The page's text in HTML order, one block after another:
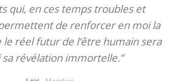
qui, en ces temps troubles et
de renforcer en moi la
réel futur de l’être humain sera
sa révélation immortelle.”